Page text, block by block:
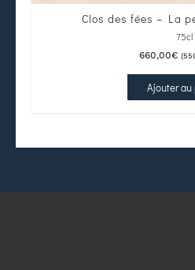
Clos des fées – La
75cl
660,00€ (
Ajouter au